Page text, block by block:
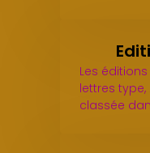
Les
lettres type,
classée